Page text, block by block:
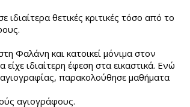
θετικές κριτικές τόσο από το
Φαλάνη και κατοικεί μόνιμα στον
ιδιαίτερη έφεση στα εικαστικά. Ενώ
παρακολούθησε μαθήματα
αγιογράφους.